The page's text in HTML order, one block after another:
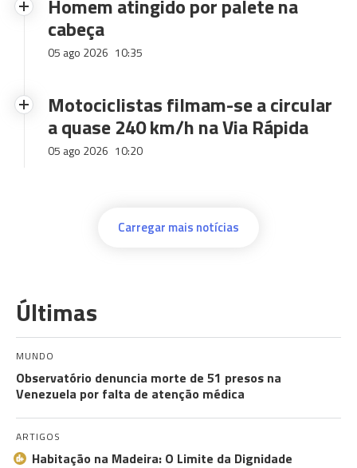
Homem atingido por palete na
cabeça
05 ago 2026 10:35
Motociclistas filmam-se a circular
a quase 240 km/h na Via Rápida
05 ago 2026 10:20
Carregar mais notícias
Últimas
MUNDO
Observatório denuncia morte de 51 presos na
Venezuela por falta de atenção médica
ARTIGOS
Habitação na Madeira: O Limite da Dignidade